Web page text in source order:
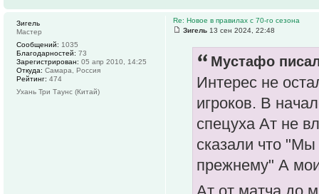
Re: Новое в правилах с 70-го сезона
Зигель 13 сен 2024, 22:48
Мустафо
Интерес не
игроков. В
спецуха Ат не
сказали что
прежнему" А
Зигель
Мастер
Сообщений: 1035
Благодарностей: 73
Зарегистрирован: 05 апр 2010, 14:25
Откуда: Самара, Россия
Рейтинг: 474
Ухань Три Таунс (Китай)